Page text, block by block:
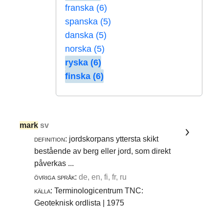
franska (6)
spanska (5)
danska (5)
norska (5)
ryska (6)
finska (6)
mark sv
definition: jordskorpans yttersta skikt
bestående av berg eller jord, som direkt
påverkas ...
övriga språk: de, en, fi, fr, ru
källa: Terminologicentrum TNC:
Geoteknisk ordlista | 1975